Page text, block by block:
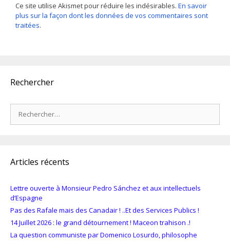
Ce site utilise Akismet pour réduire les indésirables. En savoir
plus sur la façon dont les données de vos commentaires sont
traitées.
Rechercher
Articles récents
Lettre ouverte à Monsieur Pedro Sánchez et aux intellectuels
d’Espagne
Pas des Rafale mais des Canadair ! ..Et des Services Publics !
14 Juillet 2026 : le grand détournement ! Maceon trahison .!
La question communiste par Domenico Losurdo, philosophe